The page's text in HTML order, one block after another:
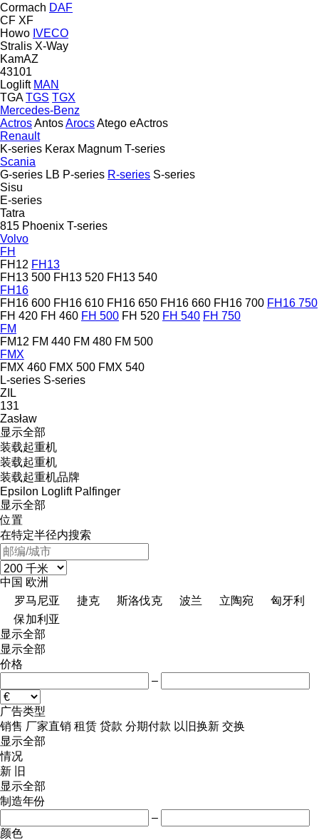
Cormach DAF
CF XF
Howo IVECO
Stralis X-Way
KamAZ
43101
Loglift MAN
TGA TGS TGX
Mercedes-Benz
ActrosAntosArocsAtego eActros
Renault
K-series Kerax Magnum T-series
Scania
G-series LB P-series R-series S-series
Sisu
E-series
Tatra
815 Phoenix T-series
Volvo
FH
FH12 FH13
FH13 500 FH13 520 FH13 540
FH16
FH16 600 FH16 610 FH16 650 FH16 660 FH16 700 FH16 750
FH 420 FH 460 FH 500 FH 520 FH 540 FH 750
FM
FM12 FM 440 FM 480 FM 500
FMX
FMX 460 FMX 500 FMX 540
L-series S-series
ZIL
131
Zasław
显示全部
装载起重机
装载起重机
装载起重机品牌
Epsilon Loglift Palfinger
显示全部
位置
在特定半径内搜索
中国 欧洲
罗马尼亚
捷克 斯洛伐克 波兰 立陶宛
匈牙利
保加利亚
显示全部
显示全部
价格
–
广告类型
销售 厂家直销 租赁 贷款 分期付款 以旧换新 交换
显示全部
情况
新
旧
显示全部
制造年份
–
颜色